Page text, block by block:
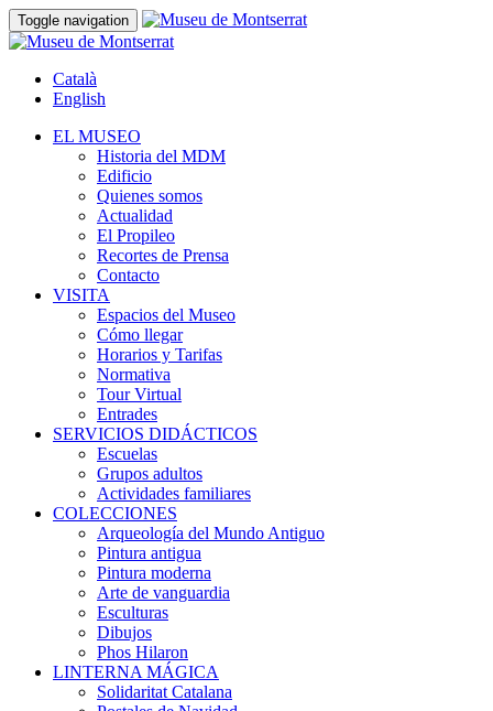
Toggle navigation
Català
English
EL MUSEO
Historia del MDM
Edificio
Quienes somos
Actualidad
El Propileo
Recortes de Prensa
Contacto
VISITA
Espacios del Museo
Cómo llegar
Horarios y Tarifas
Normativa
Tour Virtual
Entrades
SERVICIOS DIDÁCTICOS
Escuelas
Grupos adultos
Actividades familiares
COLECCIONES
Arqueología del Mundo Antiguo
Pintura antigua
Pintura moderna
Arte de vanguardia
Esculturas
Dibujos
Phos Hilaron
LINTERNA MÁGICA
Solidaritat Catalana